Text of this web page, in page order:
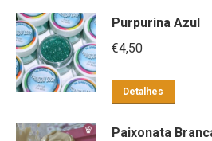
Purpurina Azul
€4,50
Detalhes
Paixonata